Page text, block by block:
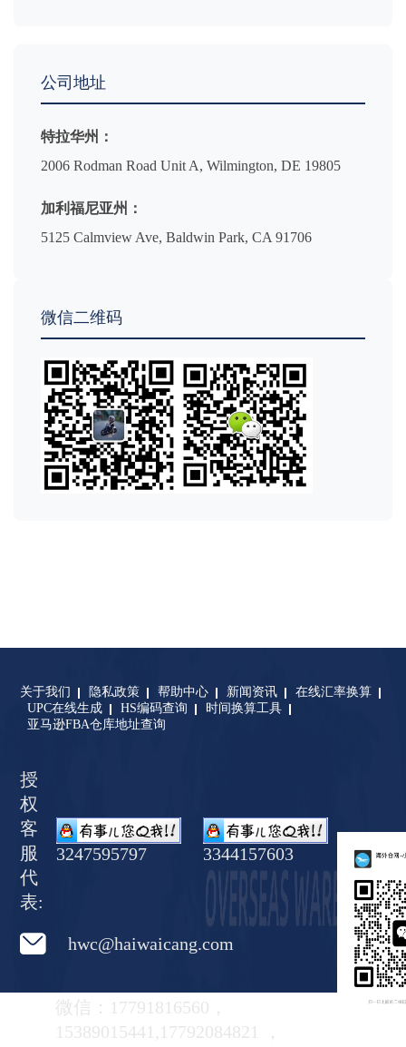
公司地址
特拉华州：
2006 Rodman Road Unit A, Wilmington, DE 19805
加利福尼亚州：
5125 Calmview Ave, Baldwin Park, CA 91706
微信二维码
关于我们 隐私政策 帮助中心 新闻资讯
在线汇率换算
UPC在线生成
HS编码查询
时间换算工具
亚马逊FBA仓库地址查询
授
权
客
服
代
表:
3247595797 3344157603
hwc@haiwaicang.com
微信：17791816560，
15389015441,17792084821 ，